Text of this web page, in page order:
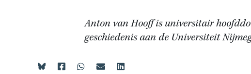
Anton van Hooff is universitair
geschiedenis aan de Universiteit